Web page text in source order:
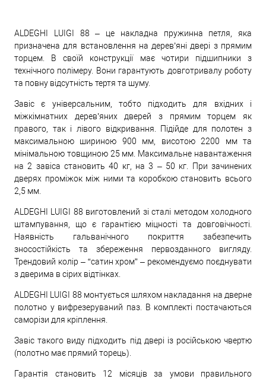
ALDEGHI LUIGI 88 – це накладна пружинна петля, яка
призначена для встановлення на дерев’яні двері з прямим
торцем. В своїй конструкції має чотири підшипники з
технічного полімеру. Вони гарантують довготривалу роботу
та повну відсутність тертя та шуму.
Завіс є універсальним, тобто підходить для вхідних і
міжкімнатних дерев’яних дверей з прямим торцем як
правого, так і лівого відкривання. Підійде для полотен з
максимальною шириною 900 мм, висотою 2200 мм та
мінімальною товщиною 25 мм. Максимальне навантаження
на 2 завіса становить 40 кг, на 3 – 50 кг. При зачинених
дверях проміжок між ними та коробкою становить всього
2,5 мм.
ALDEGHI LUIGI 88 виготовлений зі сталі методом холодного
штампування, що є гарантією міцності та довговічності.
Наявність гальванічного покриття забезпечить
зносостійкість та збереження первозданного вигляду.
Трендовий колір – “сатин хром” – рекомендуємо поєднувати
з дверима в сірих відтінках.
ALDEGHI LUIGI 88 монтується шляхом накладання на дверне
полотно у вифрезеруваний паз. В комплекті постачаються
саморізи для кріплення.
Завіс такого виду підходить під двері із російською чвертю
(полотно має прямий торець).
Гарантія становить 12 місяців за умови правильного